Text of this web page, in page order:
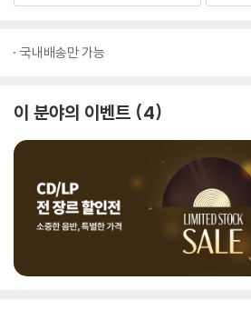
국내배송만 가능
이 분야의 이벤트 4